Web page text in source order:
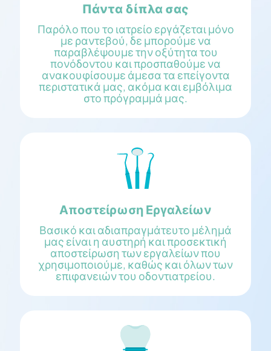
Πάντα δίπλα σας
Παρόλο που το ιατρείο εργάζεται μόνο
με ραντεβού, δε μπορούμε να
παραβλέψουμε την οξύτητα του
πονόδοντου και προσπαθούμε να
ανακουφίσουμε άμεσα τα επείγοντα
περιστατικά μας, ακόμα και εμβόλιμα
στο πρόγραμμά μας.
Αποστείρωση Εργαλείων
Βασικό και αδιαπραγμάτευτο μέλημά
μας είναι η αυστηρή και προσεκτική
αποστείρωση των εργαλείων που
χρησιμοποιούμε, καθώς και όλων των
επιφανειών του οδοντιατρείου.